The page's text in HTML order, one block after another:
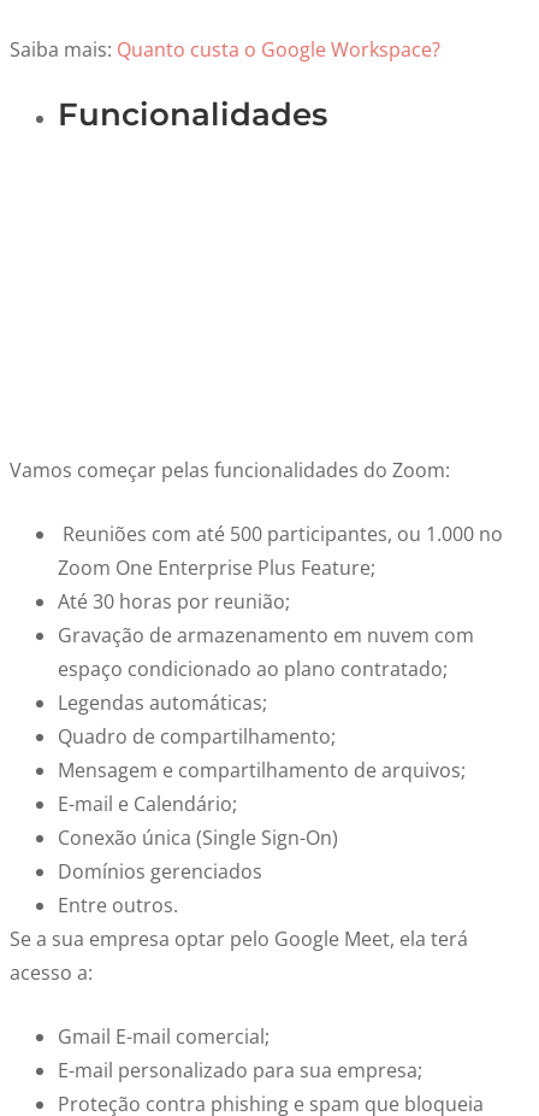
Saiba mais: Quanto custa o Google Workspace?
Funcionalidades
Vamos começar pelas funcionalidades do Zoom:
Reuniões com até 500 participantes, ou 1.000 no
Zoom One Enterprise Plus Feature;
Até 30 horas por reunião;
Gravação de armazenamento em nuvem com
espaço condicionado ao plano contratado;
Legendas automáticas;
Quadro de compartilhamento;
Mensagem e compartilhamento de arquivos;
E-mail e Calendário;
Conexão única (Single Sign-On)
Domínios gerenciados
Entre outros.
Se a sua empresa optar pelo Google Meet, ela terá
acesso a:
Gmail E-mail comercial;
E-mail personalizado para sua empresa;
Proteção contra phishing e spam que bloqueia